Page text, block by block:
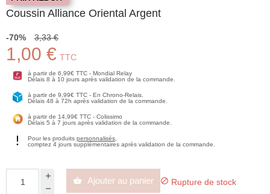
Coussin Alliance Oriental Argent
-70% 3,33 €
1,00 € TTC
à partir de 6,99€ TTC - Mondial Relay
Délais 8 à 10 jours après validation de la commande.
à partir de 9,99€ TTC - En Chrono-Relais.
Délais 48 à 72h après validation de la commande.
à partir de 14,99€ TTC - Colissimo
Délais 5 à 7 jours après validation de la commande.
Pour les produits personnalisés
comptez 4 jours supplémentaires après validation de la commande.
 Ajouter au panier  Rupture de stock